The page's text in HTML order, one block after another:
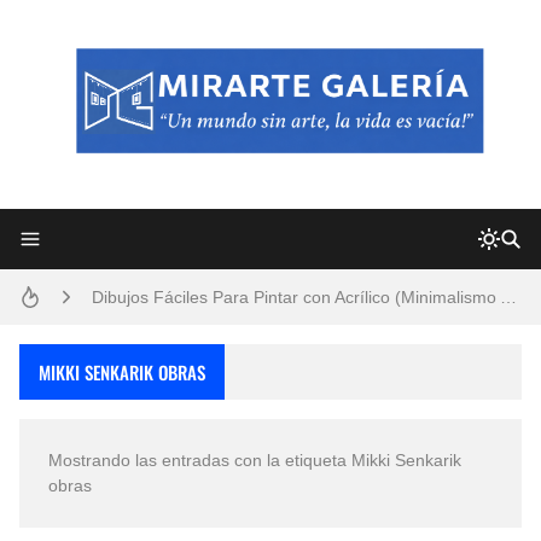
Frutas y Flores Para Colorear Imágenes
Dibujos para Colorear, una Actividad Divertida para Niños y Niñas
MIKKI SENKARIK OBRAS
Mostrando las entradas con la etiqueta Mikki Senkarik
obras